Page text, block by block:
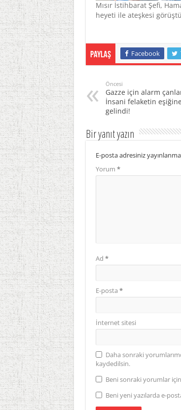
Mısır İstihbarat Şefi,
heyeti ile ateşkesi görüştü
Paylaş Facebook
Öncesi
Gazze için alarm
İnsani felaketin eşiğine
gelindi!
Bir yanıt yazın
E-posta adresiniz
Yorum *
Ad *
E-posta *
İnternet sitesi
Daha sonraki
kaydedilsin.
Beni sonraki yorumlar
Beni yeni yazılarda e-